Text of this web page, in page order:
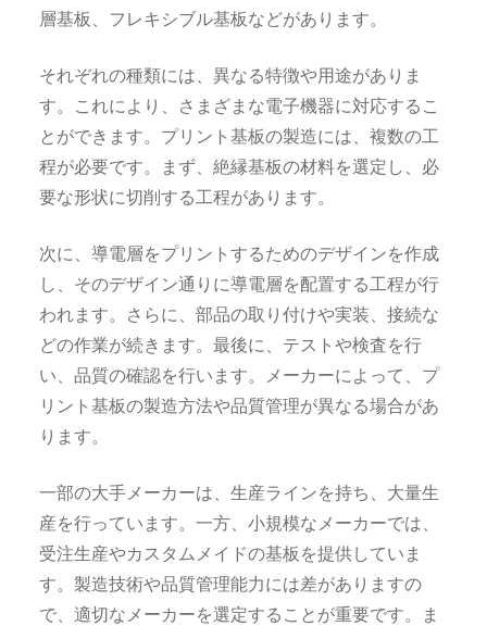
層基板、フレキシブル基板などがあります。
それぞれの種類には、異なる特徴や用途がありま
す。これにより、さまざまな電子機器に対応するこ
とができます。プリント基板の製造には、複数の工
程が必要です。まず、絶縁基板の材料を選定し、必
要な形状に切削する工程があります。
次に、導電層をプリントするためのデザインを作成
し、そのデザイン通りに導電層を配置する工程が行
われます。さらに、部品の取り付けや実装、接続な
どの作業が続きます。最後に、テストや検査を行
い、品質の確認を行います。メーカーによって、プ
リント基板の製造方法や品質管理が異なる場合があ
ります。
一部の大手メーカーは、生産ラインを持ち、大量生
産を行っています。一方、小規模なメーカーでは、
受注生産やカスタムメイドの基板を提供していま
す。製造技術や品質管理能力には差がありますの
で、適切なメーカーを選定することが重要です。ま